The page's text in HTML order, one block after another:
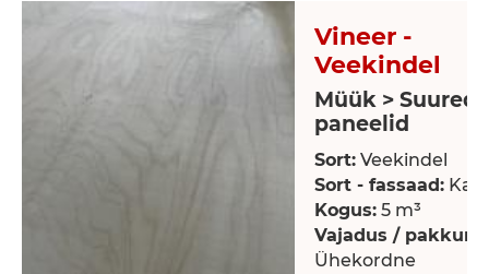
Vineer -
Veekindel
Müük > Suured
paneelid
Sort: Veekindel
Sort - fassaad:
Kogus: 5 m³
Vajadus /
Ühekordne